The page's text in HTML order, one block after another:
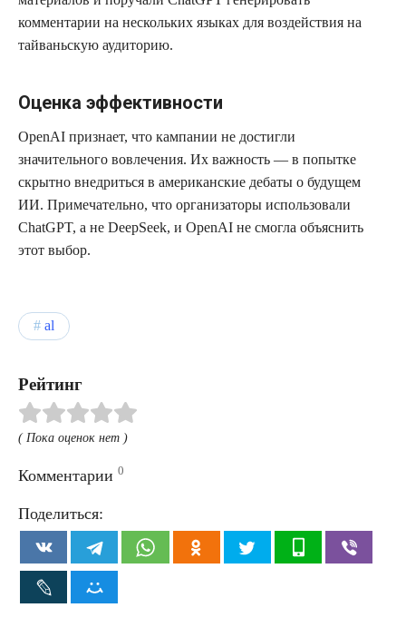
комментарии на нескольких языках для воздействия на
тайваньскую аудиторию.
Оценка эффективности
OpenAI признает, что кампании не достигли
значительного вовлечения. Их важность — в попытке
скрытно внедриться в американские дебаты о будущем
ИИ. Примечательно, что организаторы использовали
ChatGPT, а не DeepSeek, и OpenAI не смогла объяснить
этот выбор.
al
Рейтинг
( Пока оценок нет )
Комментарии 0
Поделиться: